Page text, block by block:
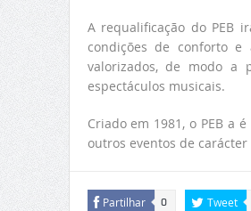
A requalificação do PEB
condições de conforto e
valorizados, de modo a
espectáculos musicais.
Criado em 1981, o PEB a
outros eventos de
Partilhar 0 Tweet